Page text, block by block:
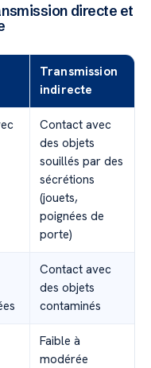
directe et
Transmission
indirecte
Contact avec
des objets
souillés par des
sécrétions
(jouets,
poignées de
porte)
Contact avec
des objets
contaminés
Faible à
modérée